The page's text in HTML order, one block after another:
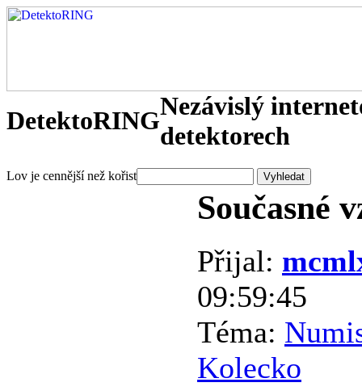
DetektoRINGNezávislý
detektorech
Lov je cennější než kořist
Současné
Přijal:
09:59:45
Téma:
Kolecko